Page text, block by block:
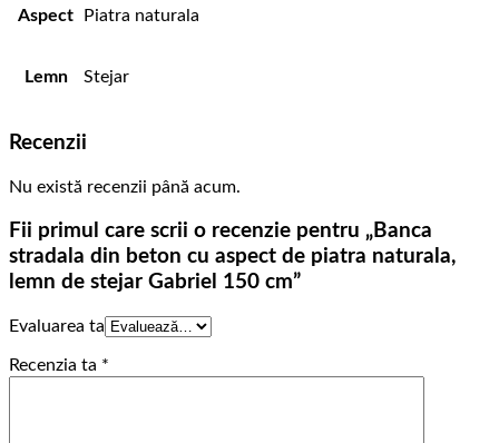
Aspect Piatra naturala
Lemn Stejar
Recenzii
Nu există recenzii până acum.
Fii primul care scrii o recenzie pentru „Banca
stradala din beton cu aspect de piatra naturala,
lemn de stejar Gabriel 150 cm”
Evaluarea ta
Recenzia ta *